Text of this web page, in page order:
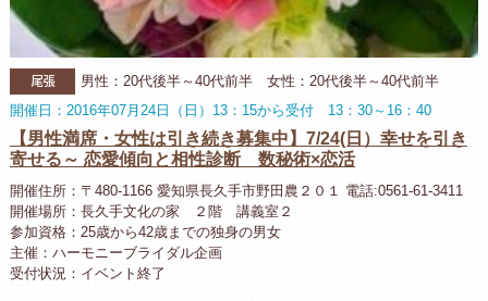
尾張
男性：20代後半～40代前半 女性：20代後半～40代前半
開催日：2016年07月24日（日）13：15から受付 13：30～16：40
【男性満席・女性は引き続き募集中】7/24(日）幸せを引き
寄せる～ 恋愛傾向と相性診断 数秘術×恋活
開催住所：〒480-1166 愛知県長久手市野田農２０１ 電話:0561-61-3411
開催場所：長久手文化の家 ２階 講義室２
参加資格：25歳から42歳までの独身の男女
主催：ハーモニーブライダル企画
受付状況：イベント終了